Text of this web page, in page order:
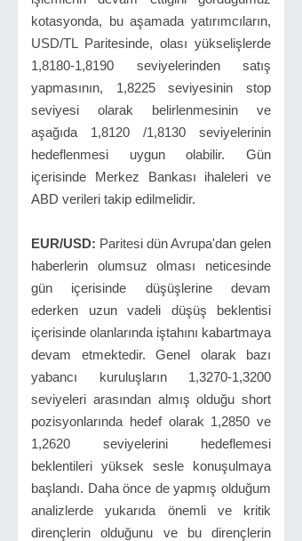
kotasyonda, bu aşamada yatırımcıların,
USD/TL Paritesinde, olası yükselişlerde
1,8180-1,8190 seviyelerinden satış
yapmasının, 1,8225 seviyesinin stop
seviyesi olarak belirlenmesinin ve
aşağıda 1,8120 /1,8130 seviyelerinin
hedeflenmesi uygun olabilir. Gün
içerisinde Merkez Bankası ihaleleri ve
ABD verileri takip edilmelidir.
EUR/USD: Paritesi dün Avrupa'dan gelen
haberlerin olumsuz olması neticesinde
gün içerisinde düşüşlerine devam
ederken uzun vadeli düşüş beklentisi
içerisinde olanlarında iştahını kabartmaya
devam etmektedir. Genel olarak bazı
yabancı kuruluşların 1,3270-1,3200
seviyeleri arasından almış olduğu short
pozisyonlarında hedef olarak 1,2850 ve
1,2620 seviyelerini hedeflemesi
beklentileri yüksek sesle konuşulmaya
başlandı. Daha önce de yapmış olduğum
analizlerde yukarıda önemli ve kritik
dirençlerin olduğunu ve bu dirençlerin